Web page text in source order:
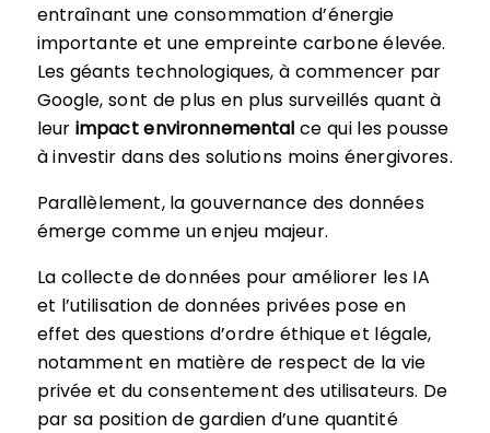
entraînant une consommation d’énergie
importante et une empreinte carbone élevée.
Les géants technologiques, à commencer par
Google, sont de plus en plus surveillés quant à
leur impact environnemental ce qui les pousse
à investir dans des solutions moins énergivores.
Parallèlement, la gouvernance des données
émerge comme un enjeu majeur.
La collecte de données pour améliorer les IA
et l’utilisation de données privées pose en
effet des questions d’ordre éthique et légale,
notamment en matière de respect de la vie
privée et du consentement des utilisateurs. De
par sa position de gardien d’une quantité